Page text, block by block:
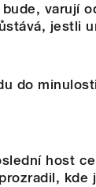
varují
jestli
do minulosti
host
kde